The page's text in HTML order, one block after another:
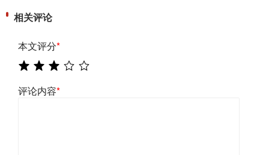
相关评论
本文评分*
评论内容*